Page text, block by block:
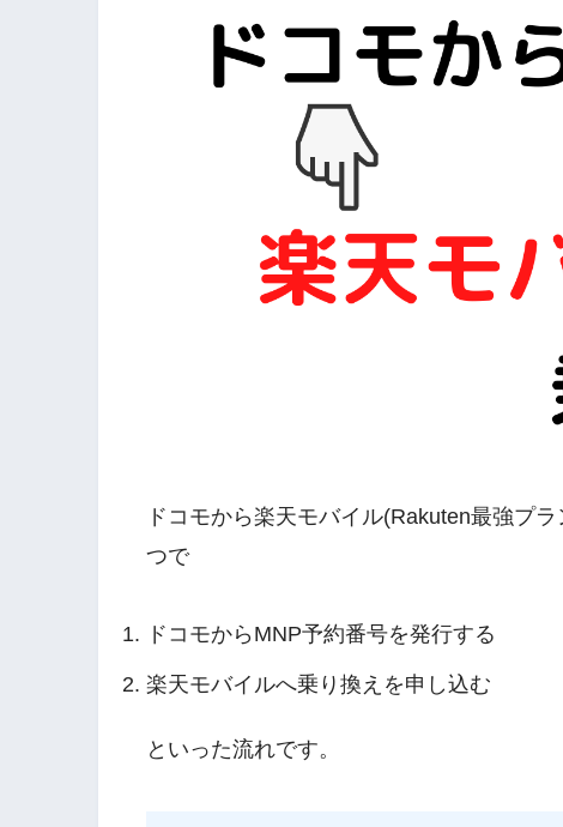
ドコモから楽天モバイル(Rakuten最強プ
つで
ドコモからMNP予約番号を発行する
楽天モバイルへ乗り換えを申し込む
といった流れです。